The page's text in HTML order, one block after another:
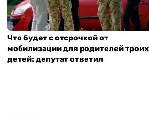
Что будет с отсрочкой от
мобилизации для родителей троих
детей: депутат ответил